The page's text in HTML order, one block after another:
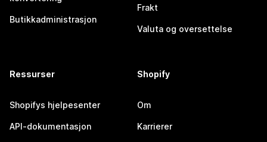
Butikkadministrasjon
Frakt
Valuta og oversettelse
Ressurser
Shopifys hjelpesenter
API-dokumentasjon
Shopify
Om
Karrierer